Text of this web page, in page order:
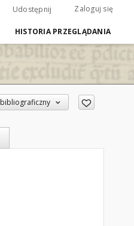
Udostępnij Zaloguj się
HISTORIA PRZEGLĄDANIA